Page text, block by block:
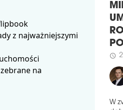
z najważniejszymi
na
schedule
I
schedule